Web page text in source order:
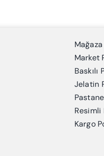
Market
Baskılı
Jelatin
Resimli
Kargo